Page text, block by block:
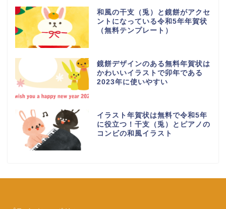
和風の干支（兎）と鏡餅がアクセ
ントになっている令和5年年賀状
（無料テンプレート）
鏡餅デザインのある無料年賀状は
かわいいイラストで卯年である
2023年に使いやすい
イラスト年賀状は無料で令和5年
に役立つ！干支（兎）とピアノの
コンビの和風イラスト